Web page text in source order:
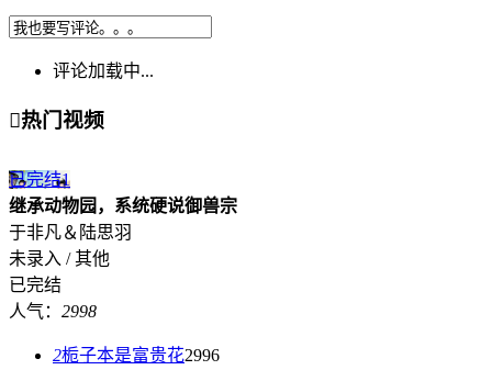
评论加载中...
热门视频
已完结1
继承动物园，系统硬说御兽宗
于非凡＆陆思羽
未录入 / 其他
已完结
人气： 2998
2栀子本是富贵花2996